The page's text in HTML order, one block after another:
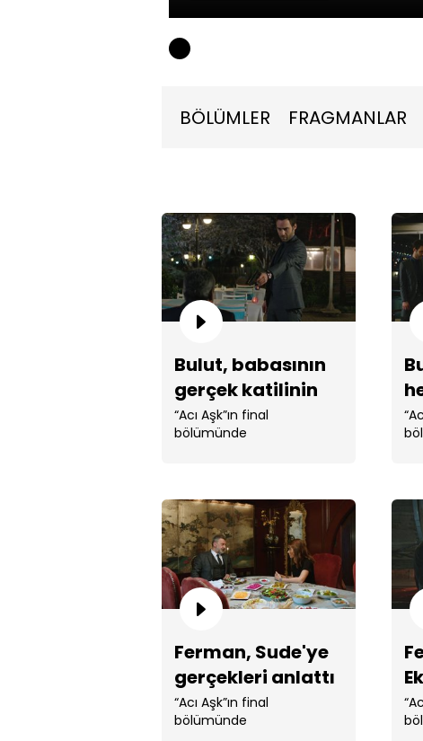
en büyük intikamını alır. Şahika hapiste ve
mutluluk verebilecek insanlara, Mehmet ve
BÖLÜMLER FRAGMANLAR
Bulut, babasının
gerçek katilinin
kim olduğunu
öğrendi
“Acı Aşk”ın final
bölümünde
Ferman, Sude'ye
gerçekleri anlattı
“Acı Aşk”ın final
bölümünde